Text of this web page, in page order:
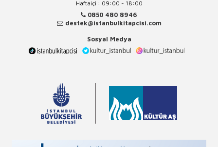
Haftaiçi : 09:00 - 18:00
0850 480 8946
destek@istanbulkitapcisi.com
Sosyal Medya